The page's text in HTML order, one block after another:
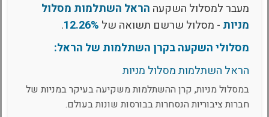
מעבר למסלול השקעה הראל השתלמות מסלול
מניות - מסלול שרשם תשואה של 12.26%
.
מסלולי השקעה בקרן השתלמות של הראל:
הראל השתלמות מסלול מניות
במסלול מניות, קרן ההשתלמות משקיעה בעיקר במניות של
חברות ציבוריות הנסחרות בבורסות שונות בעולם.